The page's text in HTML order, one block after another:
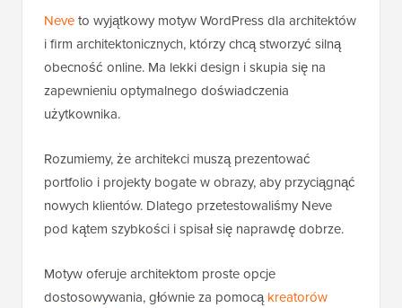
Neveto wyjątkowy motyw WordPress dla architektów
i firm architektonicznych, którzy chcą stworzyć silną
obecność online. Ma lekki design i skupia się na
zapewnieniu optymalnego doświadczenia
użytkownika.
Rozumiemy, że architekci muszą prezentować
portfolio i projekty bogate w obrazy, aby przyciągnąć
nowych klientów. Dlatego przetestowaliśmy Neve
pod kątem szybkości i spisał się naprawdę dobrze.
Motyw oferuje architektom proste opcje
dostosowywania, głównie za pomocąkreatorów